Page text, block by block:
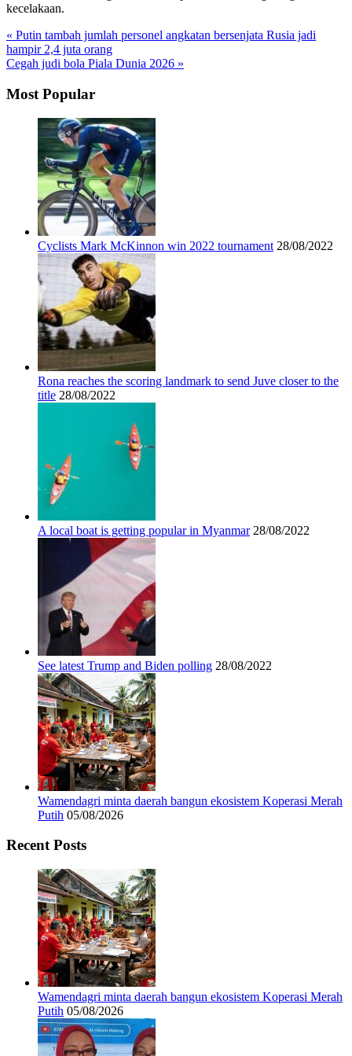
kecelakaan.
« Putin tambah jumlah personel angkatan bersenjata Rusia jadi
hampir 2,4 juta orang
Cegah judi bola Piala Dunia 2026 »
Most Popular
Cyclists Mark McKinnon win 2022 tournament 28/08/2022
Rona reaches the scoring landmark to send Juve closer to the
title 28/08/2022
A local boat is getting popular in Myanmar 28/08/2022
See latest Trump and Biden polling 28/08/2022
Wamendagri minta daerah bangun ekosistem Koperasi Merah
Putih 05/08/2026
Recent Posts
Wamendagri minta daerah bangun ekosistem Koperasi Merah
Putih 05/08/2026